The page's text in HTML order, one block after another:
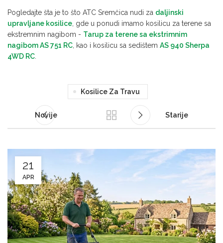
Pogledajte šta je to što ATC Sremčica nudi za daljinski
upravljane kosilice , gde u ponudi imamo kosilicu za terene sa
ekstremnim nagibom - Tarup za terene sa ekstrimnim
nagibom AS 751 RC , kao i kosilicu sa sedištem AS 940 Sherpa
4WD RC
Kosilice Za Travu
Novije Starije
21
APR